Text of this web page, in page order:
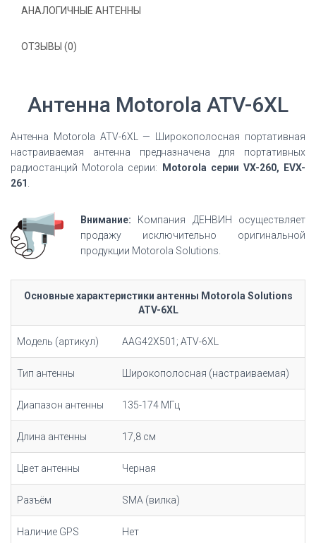
АНАЛОГИЧНЫЕ АНТЕННЫ
ОТЗЫВЫ (0)
Антенна Motorola ATV-6XL
Антенна Motorola ATV-6XL — Широкополосная портативная
настраиваемая антенна предназначена для портативных
радиостанций Motorola серии:
Motorola серии VX-260, EVX-
261
Внимание: Компания ДЕНВИН осуществляет
продажу исключительно оригинальной
продукции Motorola Solutions.
Основные характеристики антенны Motorola Solutions
ATV-6XL
Модель (артикул) AAG42X501; ATV-6XL
Тип антенны Широкополосная (настраиваемая)
Диапазон антенны 135-174 МГц
Длина антенны 17,8 см
Цвет антенны Черная
Разъём SMA (вилка)
Наличие GPS Нет